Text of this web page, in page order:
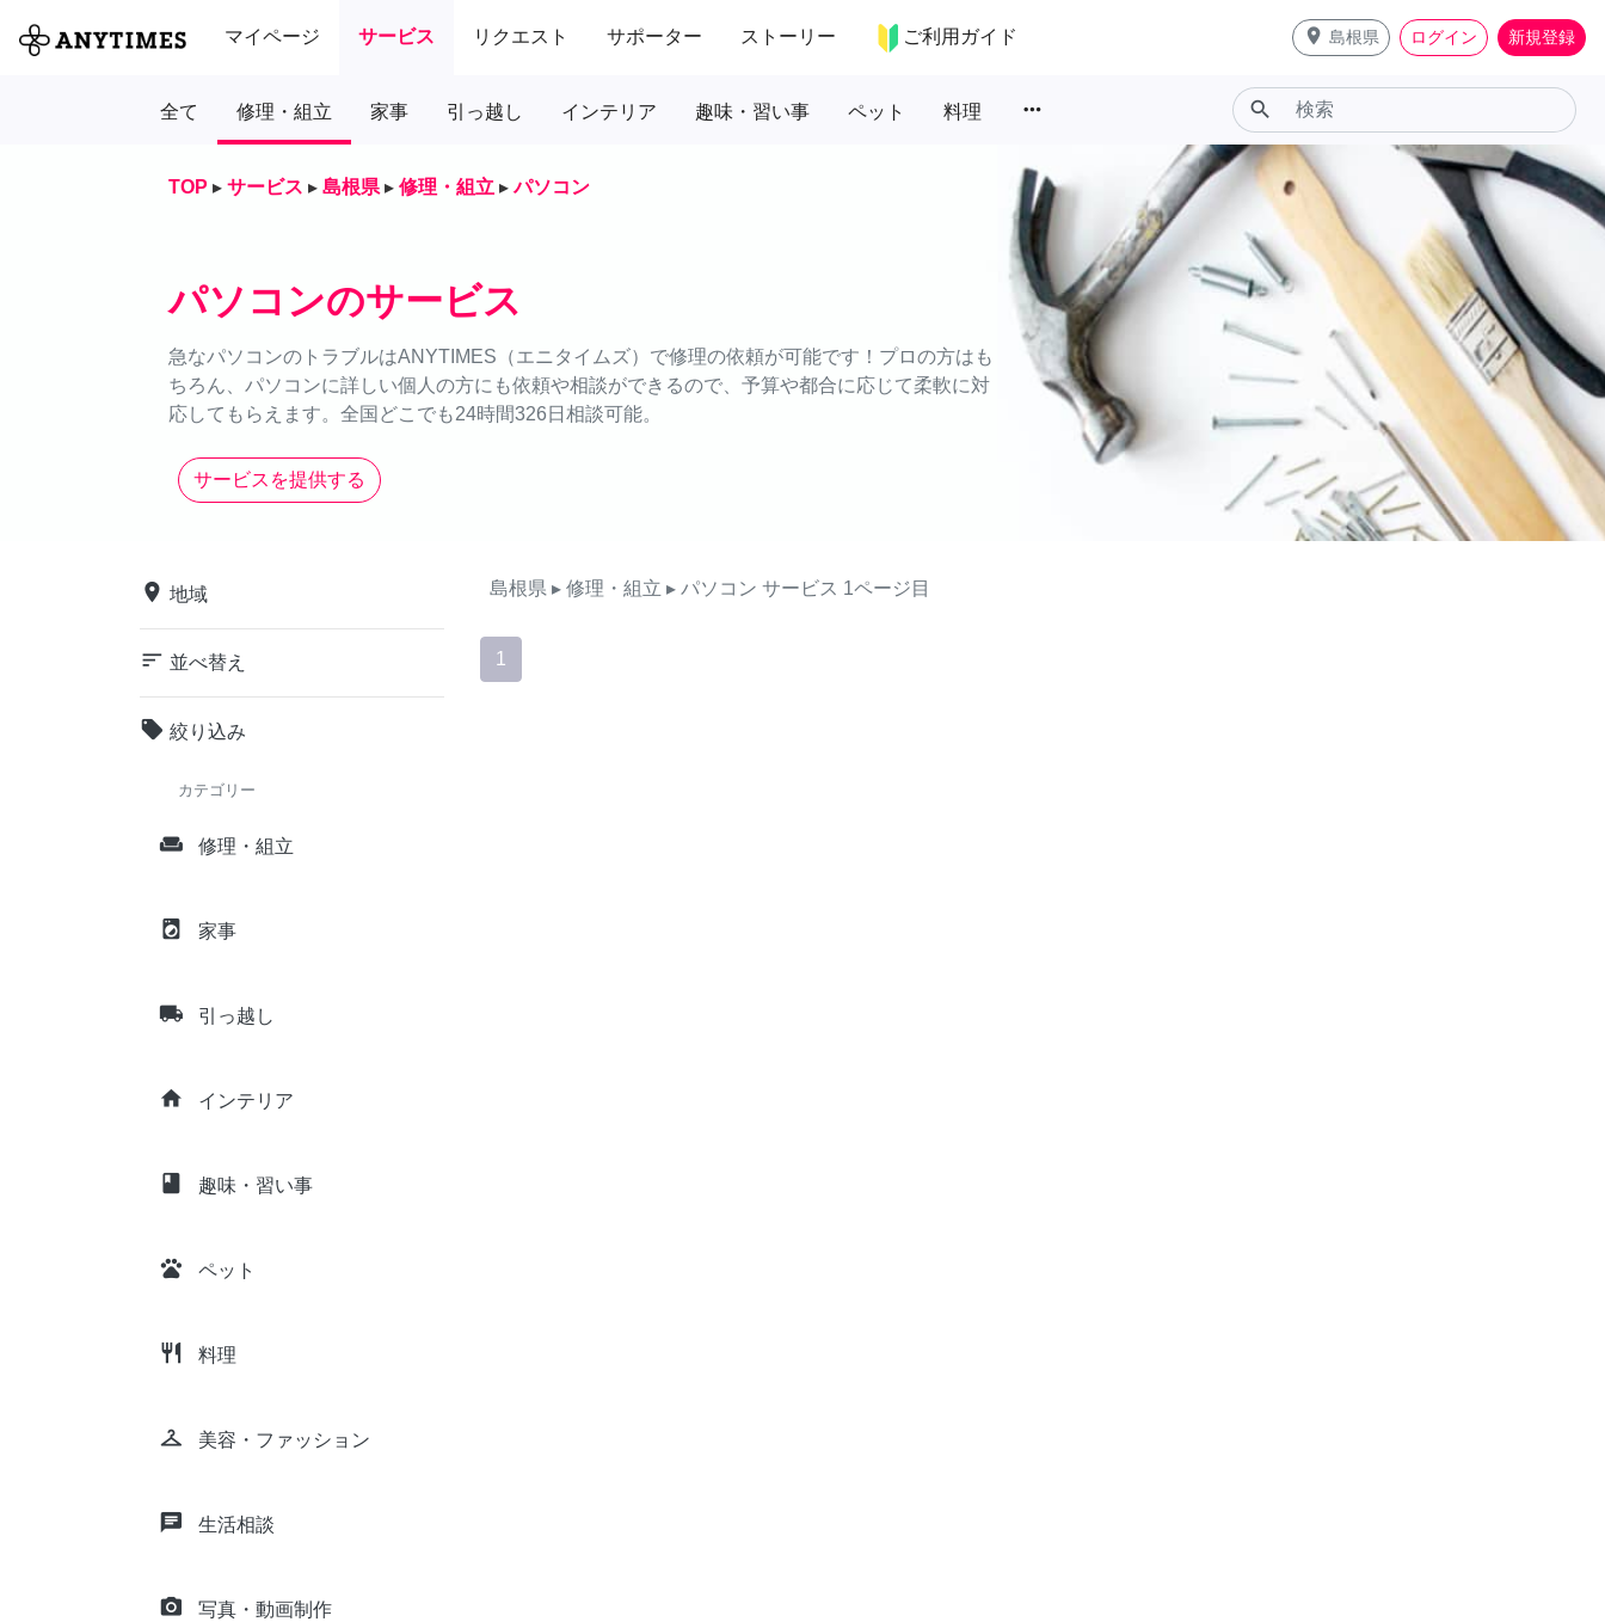
マイページ サービス リクエスト サポーター ストーリー ご利用ガイド place 島根県 ログイン 新規登録
全て 修理・組立 家事 引っ越し インテリア 趣味・習い事 ペット 料理 more_horiz search
TOP ▸ サービス ▸ 島根県 ▸ 修理・組立 ▸ パソコン
パソコンのサービス
急なパソコンのトラブルはANYTIMES（エニタイムズ）で修理の依頼が可能です！プロの方はも
ちろん、パソコンに詳しい個人の方にも依頼や相談ができるので、予算や都合に応じて柔軟に対
応してもらえます。全国どこでも24時間326日相談可能。
サービスを提供する
place 地域
sort 並べ替え
local_offer 絞り込み
カテゴリー
weekend 修理・組立
local_laundry_service 家事
local_shipping 引っ越し
home インテリア
class 趣味・習い事
pets ペット
restaurant 料理
checkroom 美容・ファッション
chat 生活相談
camera_alt 写真・動画制作
島根県 ▸ 修理・組立 ▸ パソコン サービス 1ページ目
1